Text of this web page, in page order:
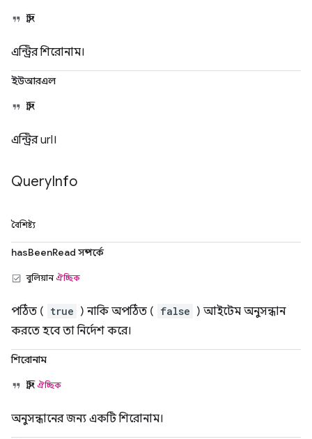
স্ট্রিং
এন্ট্রির শিরোনাম।
ইউআরএল
স্ট্রিং
এন্ট্রির url।
QueryInfo
বৈশিষ্ট্য
hasBeenRead সম্পর্কে
বুলিয়ানঐচ্ছিক
পঠিত ( true ) নাকি অপঠিত ( false ) আইটেম অনুসন্ধান
করতে হবে তা নির্দেশ করে।
শিরোনাম
স্ট্রিংঐচ্ছিক
অনুসন্ধানের জন্য একটি শিরোনাম।